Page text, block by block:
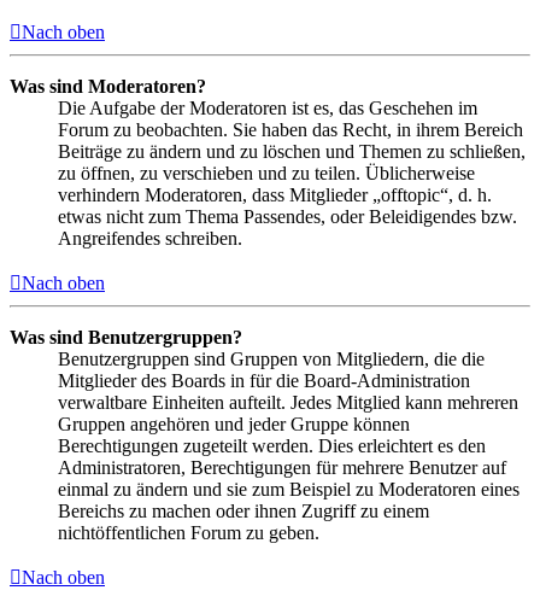
Nach oben
Was sind Moderatoren?
Die Aufgabe der Moderatoren ist es, das Geschehen im
Forum zu beobachten. Sie haben das Recht, in ihrem Bereich
Beiträge zu ändern und zu löschen und Themen zu schließen,
zu öffnen, zu verschieben und zu teilen. Üblicherweise
verhindern Moderatoren, dass Mitglieder „offtopic“, d. h.
etwas nicht zum Thema Passendes, oder Beleidigendes bzw.
Angreifendes schreiben.
Nach oben
Was sind Benutzergruppen?
Benutzergruppen sind Gruppen von Mitgliedern, die die
Mitglieder des Boards in für die Board-Administration
verwaltbare Einheiten aufteilt. Jedes Mitglied kann mehreren
Gruppen angehören und jeder Gruppe können
Berechtigungen zugeteilt werden. Dies erleichtert es den
Administratoren, Berechtigungen für mehrere Benutzer auf
einmal zu ändern und sie zum Beispiel zu Moderatoren eines
Bereichs zu machen oder ihnen Zugriff zu einem
nichtöffentlichen Forum zu geben.
Nach oben